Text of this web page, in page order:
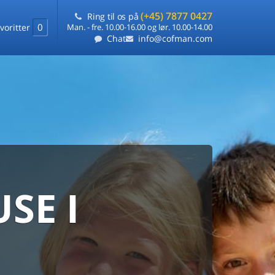
0
Ring til os på (+45) 7877 0427
Man. - fre. 10.00-16.00 og lør. 10.00-14.00
Chat info@cofman.com
I
laveste pris
ét sted